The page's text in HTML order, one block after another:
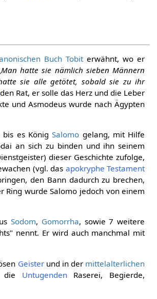
Buch Tobiterwähnt, wo er
Man hatte sie nämlich sieben Männern
sie alle getötet, sobald sie zu ihr
den Rat, er solle das Herz und die Leber
und Asmodeus wurde nach Ägypten
bis es KönigSalomo gelang, mit Hilfe
an sich zu binden und ihn seinem
dieser Geschichte zufolge,
(vgl. das apokryphe Testament
den Bann dadurch zu brechen,
Ring wurde Salomo jedoch von einem
Sodom, Gomorrha, sowie 7 weitere
nennt. Er wird auch manchmal mit
Geisterund in der mittelalterlichen
die UntugendenRaserei, Begierde,